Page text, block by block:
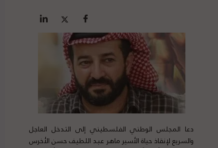
دعا المجلس الوطني الفلسطيني إلى التدخل العاجل
والسريع لإنقاذ حياة الأسير ماهر عبد اللطيف حسن الأخرس